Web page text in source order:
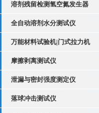
溶剂残留检测氢空氮发生器
全自动溶剂水分测试仪
万能材料试验机|门式拉力机
摩擦剥离测试仪
泄漏与密封强度测定仪
落球冲击测试仪